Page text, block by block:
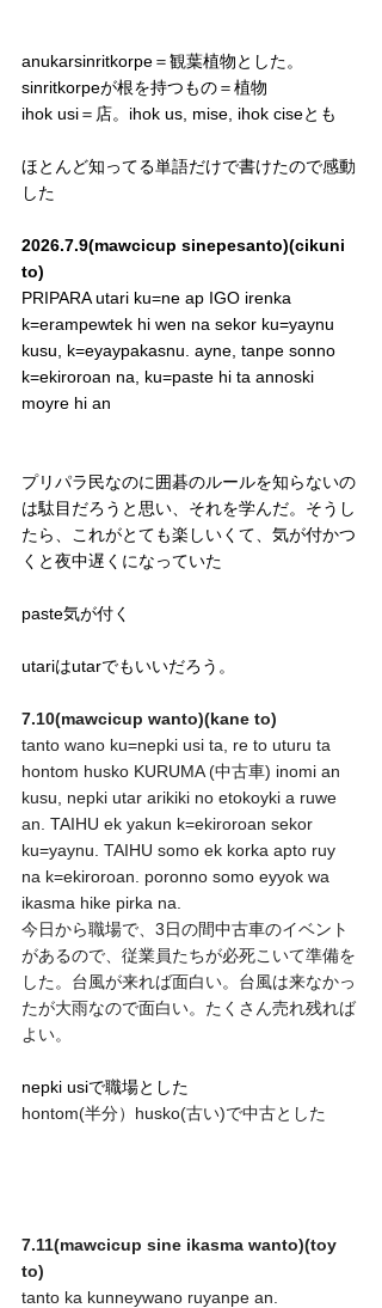
anukarsinritkorpe＝観葉植物とした。
sinritkorpeが根を持つもの＝植物
ihok usi＝店。ihok us, mise, ihok ciseとも
ほとんど知ってる単語だけで書けたので感動
した
2026.7.9(mawcicup sinepesanto)(cikuni
to)
PRIPARA utari ku=ne ap IGO irenka
k=erampewtek hi wen na sekor ku=yaynu
kusu, k=eyaypakasnu. ayne, tanpe sonno
k=ekiroroan na, ku=paste hi ta annoski
moyre hi an
プリパラ民なのに囲碁のルールを知らないの
は駄目だろうと思い、それを学んだ。そうし
たら、これがとても楽しいくて、気が付かつ
くと夜中遅くになっていた
paste気が付く
utariはutarでもいいだろう。
7.10(mawcicup wanto)(kane to)
tanto wano ku=nepki usi ta, re to uturu ta
hontom husko KURUMA (中古車) inomi an
kusu, nepki utar arikiki no etokoyki a ruwe
an. TAIHU ek yakun k=ekiroroan sekor
ku=yaynu. TAIHU somo ek korka apto ruy
na k=ekiroroan. poronno somo eyyok wa
ikasma hike pirka na.
今日から職場で、3日の間中古車のイベント
があるので、従業員たちが必死こいて準備を
した。台風が来れば面白い。台風は来なかっ
たが大雨なので面白い。たくさん売れ残れば
よい。
nepki usiで職場とした
hontom(半分）husko(古い)で中古とした
7.11(mawcicup sine ikasma wanto)(toy
to)
tanto ka kunneywano ruyanpe an.